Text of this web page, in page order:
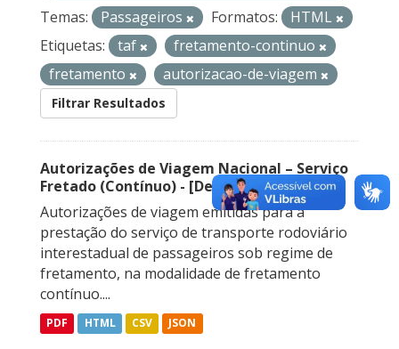
Temas:
Passageiros Formatos:
HTML
Etiquetas:
taf
fretamento-continuo
fretamento
autorizacao-de-viagem
Filtrar Resultados
Autorizações de Viagem Nacional – Serviço
Fretado (Contínuo) - [Descontinuado]
Autorizações de viagem emitidas para a
prestação do serviço de transporte rodoviário
interestadual de passageiros sob regime de
fretamento, na modalidade de fretamento
contínuo....
PDF HTML CSV JSON